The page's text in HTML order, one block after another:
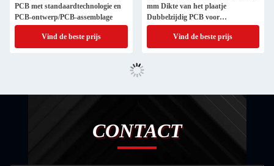
PCB met standaardtechnologie en
PCB-ontwerp/PCB-assemblage
Vind de beste prijs
mm Dikte van het plaatje
Dubbelzijdig PCB voor
elektronische apparaten
Vind de beste prijs
CONTACT